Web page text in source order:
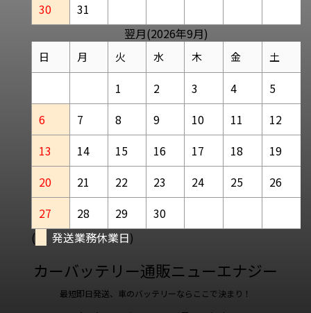
30
31
翌月(2026年9月)
日 月 火 水 木 金 土
1 2 3 4
5
6
7 8 9 10 11
12
13
14 15 16 17 18
19
20
21 22 23 24 25
26
27
28 29
30
(
発送業務休業日)
カーバッテリー通販ニューエナジー
最短即日発送、車のバッテリーならここで決まり！